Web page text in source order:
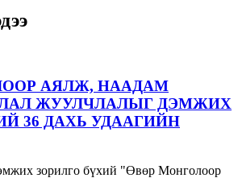
АЯЛЖ, НААДАМ
ЖУУЛЧЛАЛЫГ ДЭМЖИХ
36 ДАХЬ УДААГИЙН
зорилго бүхий "Өвөр Монголоор